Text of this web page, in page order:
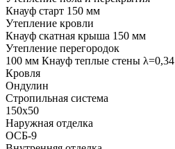
Кнауф старт 150 мм
Утепление кровли
Кнауф скатная крыша 150 мм
Утепление перегородок
100 мм Кнауф теплые стены λ=0,34
Кровля
Ондулин
Стропильная система
150х50
Наружная отделка
ОСБ-9